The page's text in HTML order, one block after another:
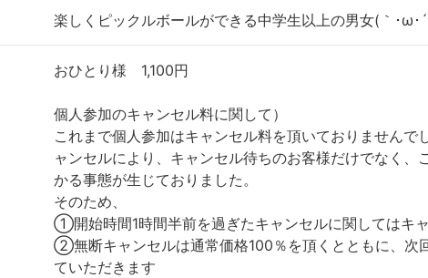
楽しくピックルボールができる中学生以上の男女(｀･ω･
おひとり様 1,100円
個人参加のキャンセル料に関して）
これまで個人参加はキャンセル料を頂いておりませんで
ャンセルにより、キャンセル待ちのお客様だけでなく、
かる事態が生じておりました。
そのため、
①開始時間1時間半前を過ぎたキャンセルに関してはキ
②無断キャンセルは通常価格100％を頂くとともに、次
ていただきます